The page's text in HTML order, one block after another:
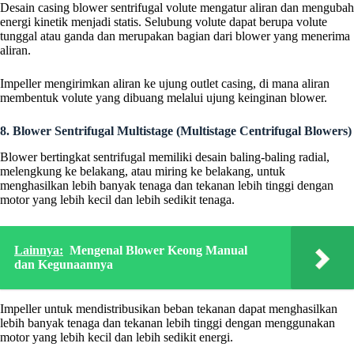
Desain casing blower sentrifugal volute mengatur aliran dan mengubah
energi kinetik menjadi statis. Selubung volute dapat berupa volute
tunggal atau ganda dan merupakan bagian dari blower yang menerima
aliran.
Impeller mengirimkan aliran ke ujung outlet casing, di mana aliran
membentuk volute yang dibuang melalui ujung keinginan blower.
8. Blower Sentrifugal Multistage (Multistage Centrifugal Blowers)
Blower bertingkat sentrifugal memiliki desain baling-baling radial,
melengkung ke belakang, atau miring ke belakang, untuk
menghasilkan lebih banyak tenaga dan tekanan lebih tinggi dengan
motor yang lebih kecil dan lebih sedikit tenaga.
Lainnya: Mengenal Blower Keong Manual
dan Kegunaannya
Impeller untuk mendistribusikan beban tekanan dapat menghasilkan
lebih banyak tenaga dan tekanan lebih tinggi dengan menggunakan
motor yang lebih kecil dan lebih sedikit energi.